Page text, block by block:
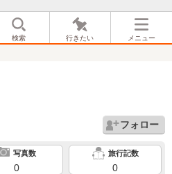
検索 行きたい メニュー
フォロー
写真数
0
旅行記数
0